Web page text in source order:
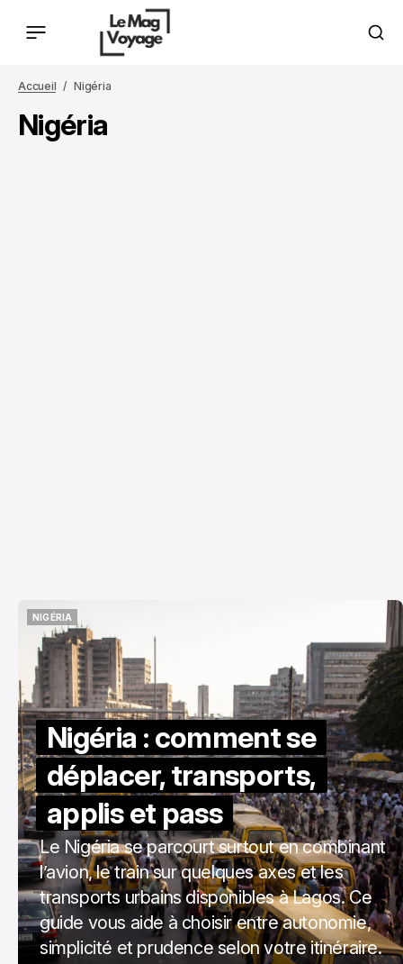
Accueil Nigéria
Nigéria
NIGÉRIA
NIGÉRIA
Nigéria : comment se
déplacer, transports,
applis et pass
Le Nigéria se parcourt surtout en combinant
l’avion, le train sur quelques axes et les
transports urbains disponibles à Lagos. Ce
guide vous aide à choisir entre autonomie,
simplicité et prudence selon votre itinéraire.